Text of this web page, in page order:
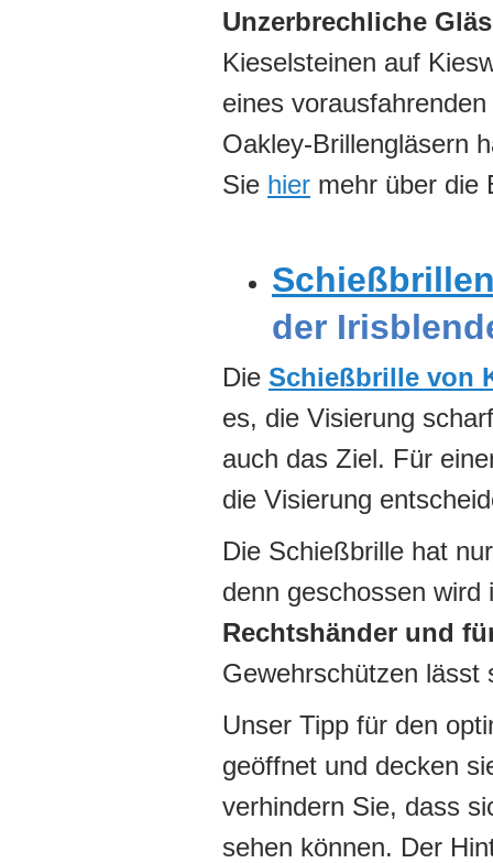
Unzerbrechliche
Kieselsteinen auf
eines
Oakley-Brillengläsern
Sie hier mehr über die
der
Die Schießbrille von
es, die Visierung
auch das Ziel. Für
die Visierung
Die Schießbrille hat
denn geschossen
Rechtshänder und
Gewehrschützen lässt
Unser Tipp für den
geöffnet und decken
verhindern Sie, dass
sehen können. Der